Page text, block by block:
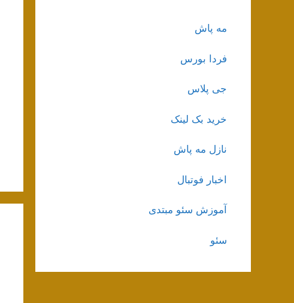
مه پاش
فردا بورس
جی پلاس
خرید بک لینک
نازل مه پاش
اخبار فوتبال
آموزش سئو مبتدی
سئو